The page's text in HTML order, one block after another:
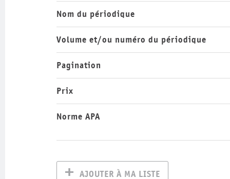
Nom du périodique
Volume et/ou numéro du périodique
Pagination
Prix
Norme APA
AJOUTER À MA LISTE